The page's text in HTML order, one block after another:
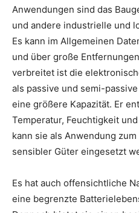
Anwendungen sind das
und andere industrielle und
Es kann im Allgemeinen
und über große
verbreitet ist die
als passive und semi-
eine größere Kapazität. Er
Temperatur, Feuchtigkeit
kann sie als Anwendung
sensibler Güter eingesetzt
Es hat auch offensichtliche
eine begrenzte